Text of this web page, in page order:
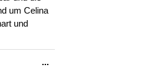
um Celina
und
...